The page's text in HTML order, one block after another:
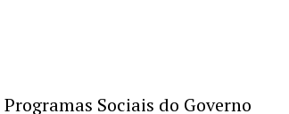
Sociais do Governo